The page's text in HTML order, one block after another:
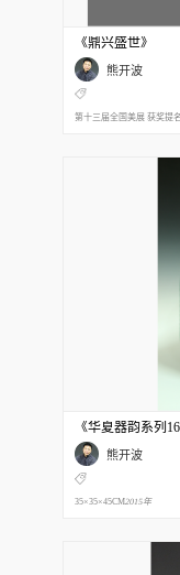
《鼎兴盛世》
熊开波
第十三届全国美展 获奖提
《华夏器韵系列16
熊开波
35×35×45CM2015年